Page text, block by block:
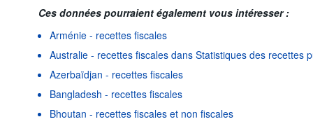
Ces données pourraient également vous intéresser :
Arménie - recettes fiscales
Australie - recettes fiscales dans Statistiques des recettes
Azerbaïdjan - recettes fiscales
Bangladesh - recettes fiscales
Bhoutan - recettes fiscales et non fiscales